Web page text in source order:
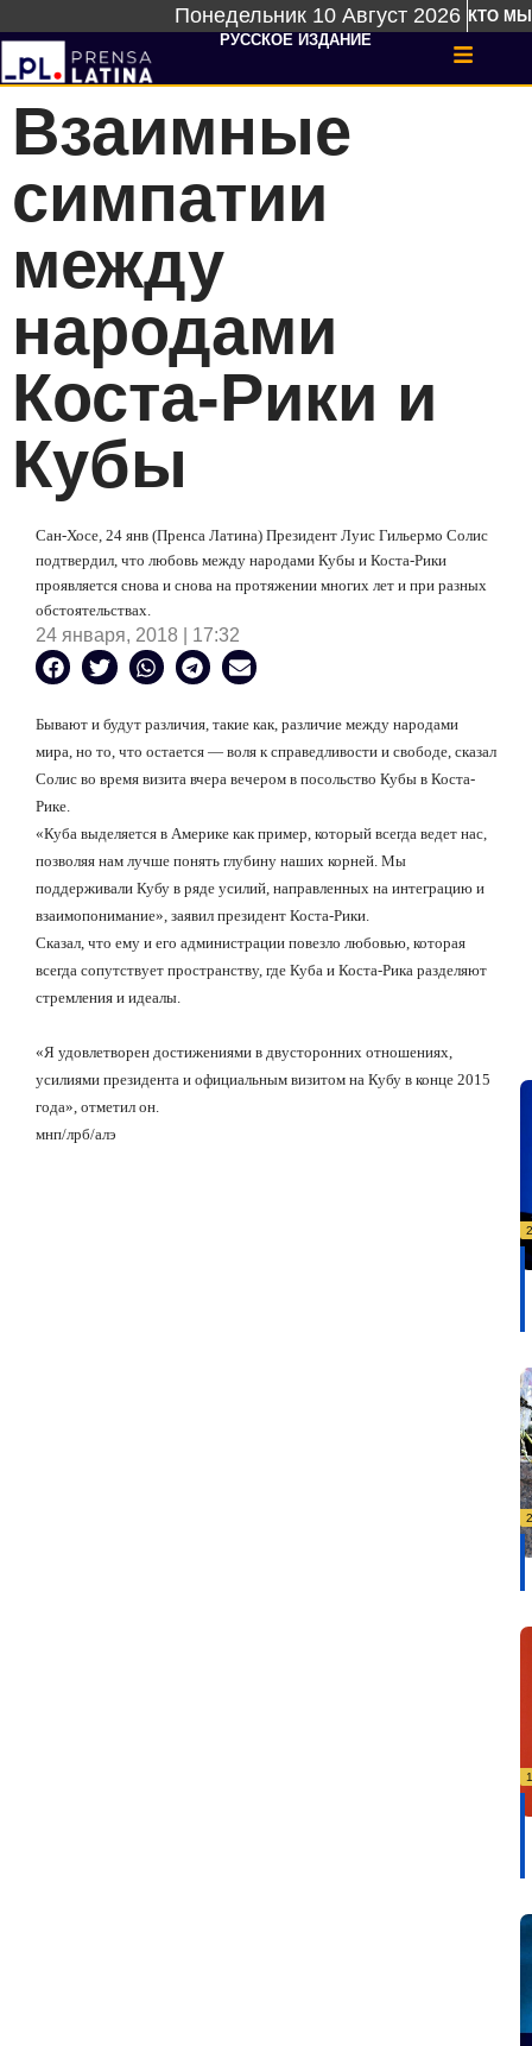
Понедельник 10 Август 2026 КТО МЫ
РУССКОЕ ИЗДАНИЕ
Взаимные
симпатии
между
народами
Коста-Рики и
Кубы
Сан-Хосе, 24 янв (Пренса Латина) Президент Луис Гильермо Солис
подтвердил, что любовь между народами Кубы и Коста-Рики
проявляется снова и снова на протяжении многих лет и при разных
обстоятельствах.
24 января, 2018 | 17:32
Бывают и будут различия, такие как, различие между народами
мира, но то, что остается — воля к справедливости и свободе, сказал
Солис во время визита вчера вечером в посольство Кубы в Коста-
Рике.
«Куба выделяется в Америке как пример, который всегда ведет нас,
позволяя нам лучше понять глубину наших корней. Мы
поддерживали Кубу в ряде усилий, направленных на интеграцию и
взаимопонимание», заявил президент Коста-Рики.
Сказал, что ему и его администрации повезло любовью, которая
всегда сопутствует пространству, где Куба и Коста-Рика разделяют
стремления и идеалы.
«Я удовлетворен достижениями в двусторонних отношениях,
усилиями президента и официальным визитом на Кубу в конце 2015
года», отметил он.
мнп/лрб/алэ